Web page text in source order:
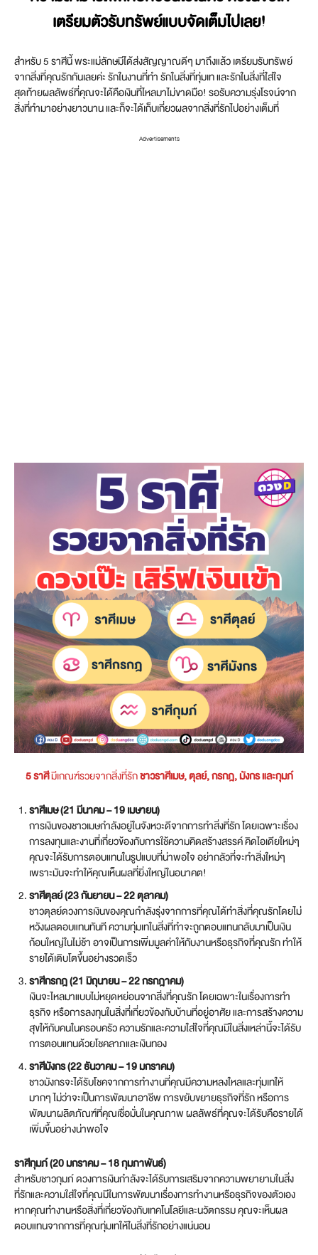
เตรียมตัวรับทรัพย์แบบจัดเต็มไปเลย!
สำหรับ 5 ราศีนี้ พระแม่ลักษมีได้ส่งสัญญาณดีๆ มาถึงแล้ว เตรียมรับทรัพย์
จากสิ่งที่คุณรักกันเลยค่ะ รักในงานที่ทำ รักในสิ่งที่ทุ่มเท และรักในสิ่งที่ใส่ใจ
สุดท้ายผลลัพธ์ที่คุณจะได้คือเงินที่ไหลมาไม่ขาดมือ! รอรับความรุ่งโรจน์จาก
สิ่งที่ทำมาอย่างยาวนาน และก็จะได้เก็บเกี่ยวผลจากสิ่งที่รักไปอย่างเต็มที่
Advertisements
5 ราศีมีเกณฑ์รวยจากสิ่งที่รักชาวราศีเมษ, ตุลย์, กรกฎ, มังกร และกุมภ์
ราศีเมษ (21 มีนาคม – 19 เมษายน)
การเงินของชาวเมษกำลังอยู่ในจังหวะดีจากการทำสิ่งที่รัก โดยเฉพาะเรื่อง
การลงทุนและงานที่เกี่ยวข้องกับการใช้ความคิดสร้างสรรค์ คิดไอเดียใหม่ๆ
คุณจะได้รับการตอบแทนในรูปแบบที่น่าพอใจ อย่ากลัวที่จะทำสิ่งใหม่ๆ
เพราะมันจะทำให้คุณเห็นผลที่ยิ่งใหญ่ในอนาคต!
ราศีตุลย์ (23 กันยายน – 22 ตุลาคม)
ชาวตุลย์ดวงการเงินของคุณกำลังรุ่งจากการที่คุณได้ทำสิ่งที่คุณรักโดยไม่
หวังผลตอบแทนทันที ความทุ่มเทในสิ่งที่ทำจะถูกตอบแทนกลับมาเป็นเงิน
ก้อนใหญ่ในไม่ช้า อาจเป็นการเพิ่มมูลค่าให้กับงานหรือธุรกิจที่คุณรัก ทำให้
รายได้เติบโตขึ้นอย่างรวดเร็ว
ราศีกรกฎ (21 มิถุนายน – 22 กรกฎาคม)
เงินจะไหลมาแบบไม่หยุดหย่อนจากสิ่งที่คุณรัก โดยเฉพาะในเรื่องการทำ
ธุรกิจ หรือการลงทุนในสิ่งที่เกี่ยวข้องกับบ้านที่อยู่อาศัย และการสร้างความ
สุขให้กับคนในครอบครัว ความรักและความใส่ใจที่คุณมีในสิ่งเหล่านี้จะได้รับ
การตอบแทนด้วยโชคลาภและเงินทอง
ราศีมังกร (22 ธันวาคม – 19 มกราคม)
ชาวมังกรจะได้รับโชคจากการทำงานที่คุณมีความหลงใหลและทุ่มเทให้
มากๆ ไม่ว่าจะเป็นการพัฒนาอาชีพ การขยับขยายธุรกิจที่รัก หรือการ
พัฒนาผลิตภัณฑ์ที่คุณเชื่อมั่นในคุณภาพ ผลลัพธ์ที่คุณจะได้รับคือรายได้
เพิ่มขึ้นอย่างน่าพอใจ
ราศีกุมภ์ (20 มกราคม – 18 กุมภาพันธ์)
สำหรับชาวกุมภ์ ดวงการเงินกำลังจะได้รับการเสริมจากความพยายามในสิ่ง
ที่รักและความใส่ใจที่คุณมีในการพัฒนาเรื่องการทำงานหรือธุรกิจของตัวเอง
หากคุณทำงานหรือสิ่งที่เกี่ยวข้องกับเทคโนโลยีและนวัตกรรม คุณจะเห็นผล
ตอบแทนจากการที่คุณทุ่มเทให้ในสิ่งที่รักอย่างแน่นอน